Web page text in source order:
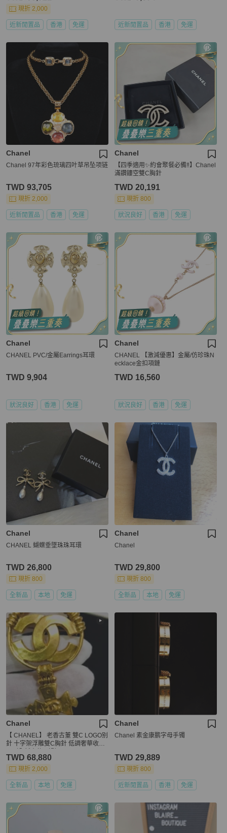
現折 2,000
近新閒置品 香港 免運 近新閒置品 香港 免運
Chanel
Chanel 97年彩色琉璃四叶草吊坠项链
TWD 93,705
現折 2,000
近新閒置品 香港 免運
Chanel
【四季適用✨約會聚餐必備‼️】Chanel
滿鑽鏤空雙C胸針
TWD 20,191
現折 800
狀況良好 香港 免運
Chanel
CHANEL PVC/金屬Earrings耳環
TWD 9,904
狀況良好 香港 免運
Chanel
CHANEL 【激減優惠】金屬/仿珍珠N
ecklace金扣項鏈
TWD 16,560
狀況良好 香港 免運
Chanel
CHANEL 蝴蝶垂墜珠珠耳環
TWD 26,800
現折 800
全新品 本地 免運
Chanel
Chanel
TWD 29,800
現折 800
全新品 本地 免運
Chanel
【 CHANEL】 老香古董 雙C LOGO别
針 十字架浮雕雙C胸針 低調奢華收藏
TWD 68,880
現折 2,000
全新品 本地 免運
Chanel
Chanel 素金康鹏字母手镯
TWD 29,889
現折 800
近新閒置品 香港 免運